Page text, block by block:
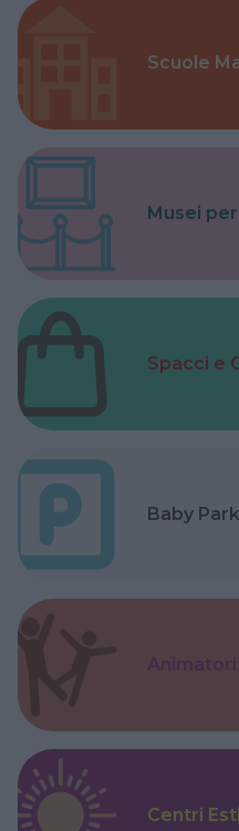
Scuole
Musei
Spacci e
Baby
Centri